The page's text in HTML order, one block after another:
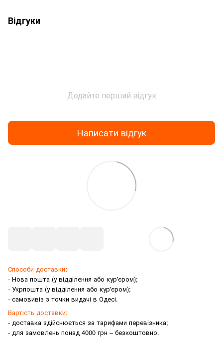
Відгуки
Додайте перший відгук
Написати відгук
Способи доставки:
- Нова пошта (у відділення або кур'єром);
- Укрпошта (у відділення або кур'єром);
- самовивіз з точки видачі в Одесі.
Вартість доставки:
- доставка здійснюється за тарифами перевізника;
- для замовлень понад 4000 грн – безкоштовно.